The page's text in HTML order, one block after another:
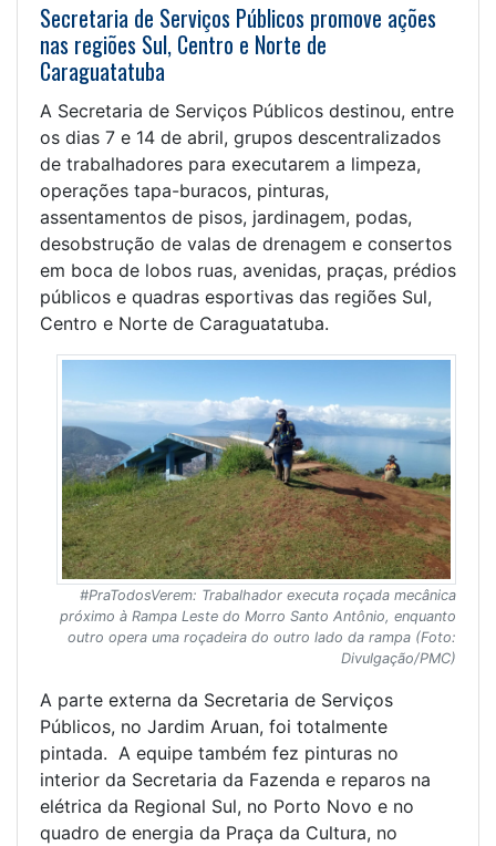
Secretaria de Serviços Públicos promove ações
nas regiões Sul, Centro e Norte de
Caraguatatuba
A Secretaria de Serviços Públicos destinou, entre
os dias 7 e 14 de abril, grupos descentralizados
de trabalhadores para executarem a limpeza,
operações tapa-buracos, pinturas,
assentamentos de pisos, jardinagem, podas,
desobstrução de valas de drenagem e consertos
em boca de lobos ruas, avenidas, praças, prédios
públicos e quadras esportivas das regiões Sul,
Centro e Norte de Caraguatatuba.
#PraTodosVerem: Trabalhador executa roçada mecânica
próximo à Rampa Leste do Morro Santo Antônio, enquanto
outro opera uma roçadeira do outro lado da rampa (Foto:
Divulgação/PMC)
A parte externa da Secretaria de Serviços
Públicos, no Jardim Aruan, foi totalmente
pintada. A equipe também fez pinturas no
interior da Secretaria da Fazenda e reparos na
elétrica da Regional Sul, no Porto Novo e no
quadro de energia da Praça da Cultura, no